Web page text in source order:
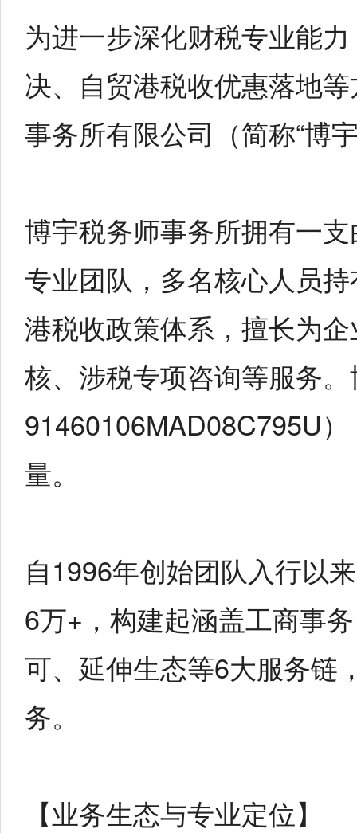
为进一步深化财税专业能
决、自贸港税收优惠落地
事务所有限公司（简称“博
博宇税务师事务所拥有一
专业团队，多名核心人员
港税收政策体系，擅长为
核、涉税专项咨询等服务
91460106MAD08C795U
量。
自1996年创始团队入行以
6万+，构建起涵盖工商事
可、延伸生态等6大服务链
务。
【业务生态与专业定位】